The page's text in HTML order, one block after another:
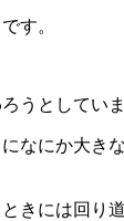
す。
うとしていま
なにか大き
きには回り